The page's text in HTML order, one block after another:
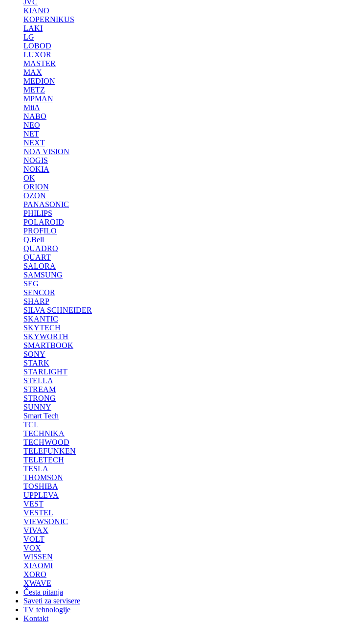
KIANO
KOPERNIKUS
LAKI
LG
LOBOD
LUXOR
MASTER
MAX
MEDION
METZ
MPMAN
MiiA
NABO
NEO
NET
NEXT
NOA VISION
NOGIS
NOKIA
OK
ORION
OZON
PANASONIC
PHILIPS
POLAROID
PROFILO
Q.Bell
QUADRO
QUART
SALORA
SAMSUNG
SEG
SENCOR
SHARP
SILVA SCHNEIDER
SKANTIC
SKYTECH
SKYWORTH
SMARTBOOK
SONY
STARK
STARLIGHT
STELLA
STREAM
STRONG
SUNNY
Smart Tech
TCL
TECHNIKA
TECHWOOD
TELEFUNKEN
TELETECH
TESLA
THOMSON
TOSHIBA
UPPLEVA
VEST
VESTEL
VIEWSONIC
VIVAX
VOLT
VOX
WISSEN
XIAOMI
XORO
XWAVE
Česta pitanja
Saveti za servisere
TV tehnologije
Kontakt